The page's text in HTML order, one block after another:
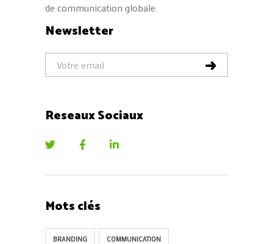
de communication globale.
Newsletter
Reseaux Sociaux
Mots clés
BRANDING COMMUNICATION